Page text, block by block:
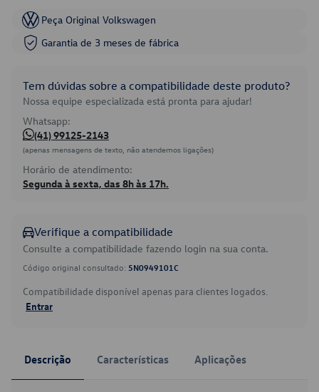
Peça Original Volkswagen
Garantia de 3 meses de fábrica
Tem dúvidas sobre a compatibilidade deste produto?
Nossa equipe especializada está pronta para ajudar!
Whatsapp:
(41) 99125-2143
(apenas mensagens de texto, não atendemos ligações)
Horário de atendimento:
Segunda à sexta, das 8h às 17h.
Verifique a compatibilidade
Consulte a compatibilidade fazendo login na sua conta.
Código original consultado: 5N0949101C
Compatibilidade disponível apenas para clientes logados.
Entrar
Descrição Características Aplicações